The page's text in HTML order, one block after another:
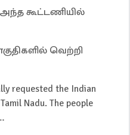
கூட்டணியில்
வெற்றி
requested the Indian
Nadu. The people